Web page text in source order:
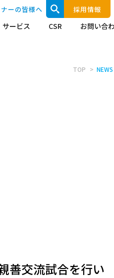
サービス CSR お問い合
ーの皆様へ 採用情報
TOP NEWS
交流試合を行い